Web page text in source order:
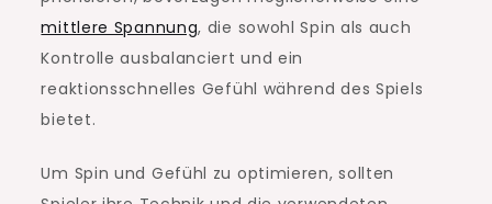
mittlere Spannung, die sowohl Spin als auch
Kontrolle ausbalanciert und ein
reaktionsschnelles Gefühl während des Spiels
bietet.
Um Spin und Gefühl zu optimieren, sollten